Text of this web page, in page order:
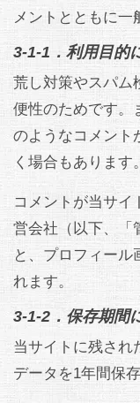
メントとともに一
3-1-1．利用目的
荒し対策やスパム
便性のためです。
のようなコメント
く場合もあります。
コメントが当サイ
営会社（以下、「
と、プロフィール
れます。
3-1-2．保存期間
当サイトに残され
データを1年間保存